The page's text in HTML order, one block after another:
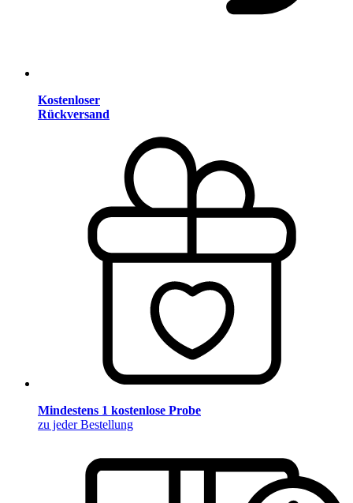
Kostenloser
Rückversand
Mindestens 1 kostenlose Probe
zu jeder Bestellung